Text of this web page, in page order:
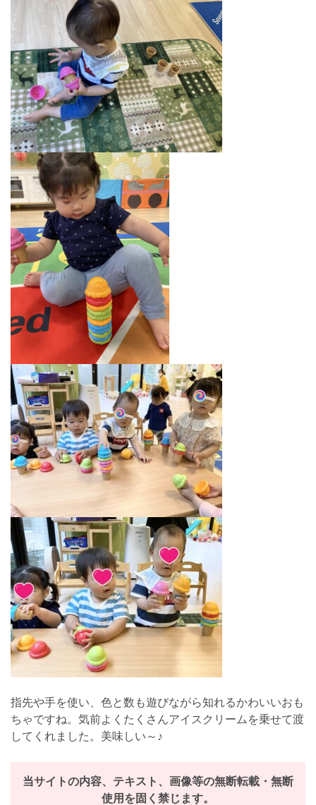
指先や手を使い、色と数も遊びながら知れるかわいいおも
ちゃですね。気前よくたくさんアイスクリームを乗せて渡
してくれました。美味しい～♪
当サイトの内容、テキスト、画像等の無断転載・無断
使用を固く禁じます。